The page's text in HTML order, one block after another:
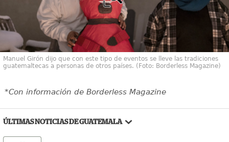
Manuel Girón dijo que con este tipo de eventos se lleve las tradiciones
guatemaltecas a personas de otros países. (Foto: Borderless Magazine)
*Con información de Borderless Magazine
ÚLTIMAS NOTICIAS DE GUATEMALA